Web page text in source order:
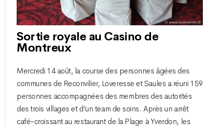
Sortie royale au Casino de
Montreux
Mercredi 14 août, la course des personnes âgées des
communes de Reconvilier, Loveresse et Saules a réuni 159
personnes accompagnées des membres des autorités
des trois villages et d’un team de soins. Après un arrêt
café-croissant au restaurant de la Plage à Yverdon, les